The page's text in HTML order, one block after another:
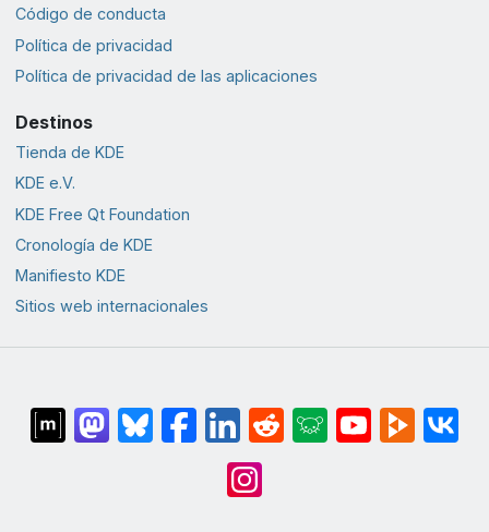
Código de conducta
Política de privacidad
Política de privacidad de las aplicaciones
Destinos
Tienda de KDE
KDE e.V.
KDE Free Qt Foundation
Cronología de KDE
Manifiesto KDE
Sitios web internacionales